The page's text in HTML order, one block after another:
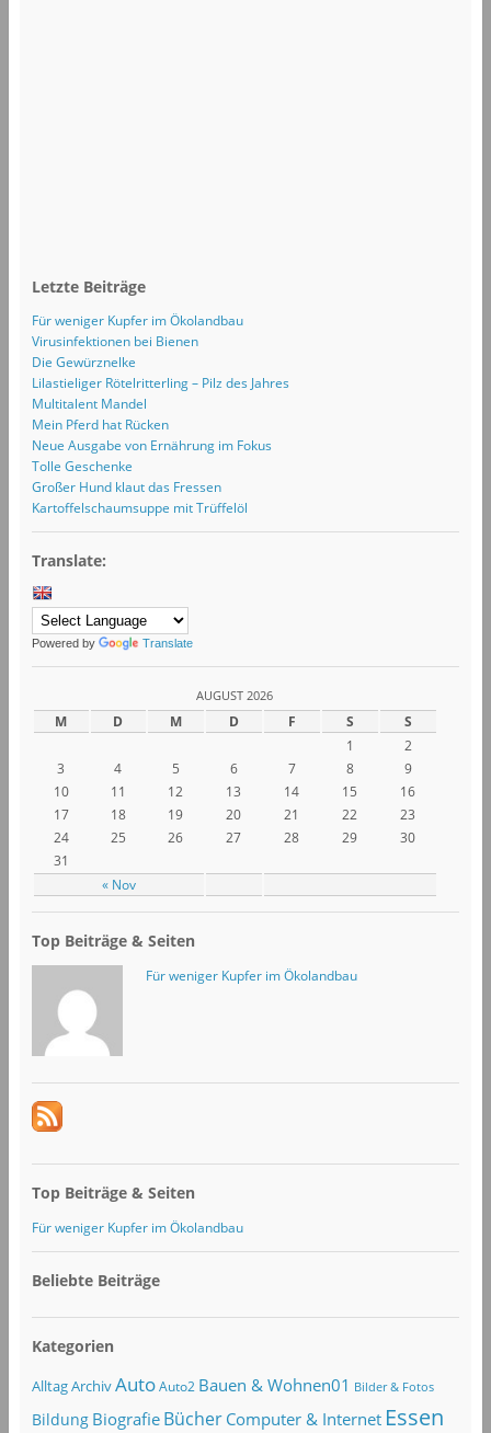
Letzte Beiträge
Für weniger Kupfer im Ökolandbau
Virusinfektionen bei Bienen
Die Gewürznelke
Lilastieliger Rötelritterling – Pilz des Jahres
Multitalent Mandel
Mein Pferd hat Rücken
Neue Ausgabe von Ernährung im Fokus
Tolle Geschenke
Großer Hund klaut das Fressen
Kartoffelschaumsuppe mit Trüffelöl
Translate:
Powered by Translate
AUGUST 2026
M D M D F S S
« Nov
1
2
3
4 5 6 7 8
9
10
11 12 13 14 15
16
17
18 19 20 21 22
23
24
25 26 27 28 29
30
31
Top Beiträge & Seiten
Für weniger Kupfer im Ökolandbau
Top Beiträge & Seiten
Für weniger Kupfer im Ökolandbau
Beliebte Beiträge
Kategorien
AlltagArchivAuto Auto2 Bauen & Wohnen01 Bilder & Fotos
Bildung Biografie Bücher Computer & Internet Essen